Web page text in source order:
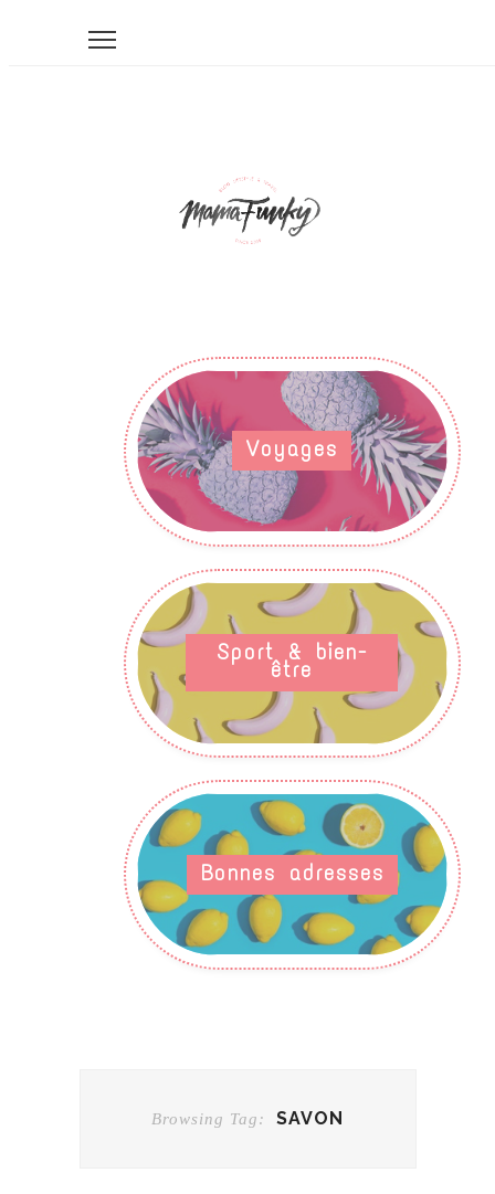
Voyages
Sport & bien-
être
Bonnes adresses
Browsing Tag: SAVON